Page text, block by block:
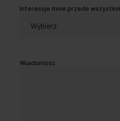
Interesuje mnie przede
Wiadomość